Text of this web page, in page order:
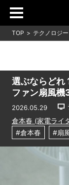
TOP テクノロジー
選ぶならどれ
ファン扇風機
2026.05.29
倉本春 (家電ライ
#倉本春
#扇